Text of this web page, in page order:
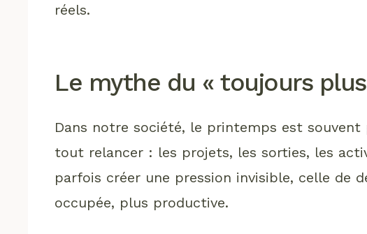
réels.
Le mythe du « toujours
Dans notre société, le printemps est
tout relancer : les projets, les sorties, les
parfois créer une pression invisible, celle de
occupée, plus productive.